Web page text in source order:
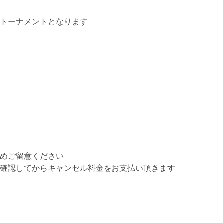
ーナメントとなります
ご留意ください
認してからキャンセル料金をお支払い頂きます